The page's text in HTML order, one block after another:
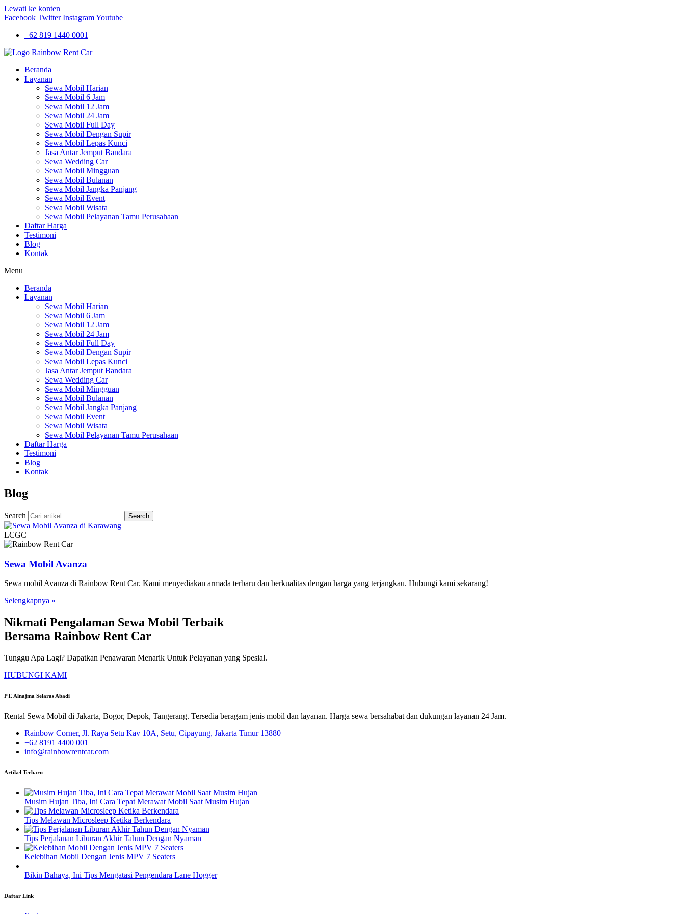
Lewati ke konten
Facebook Twitter InstagramYoutube
+62 819 1440 0001
Beranda
Layanan
Sewa Mobil Harian
Sewa Mobil 6 Jam
Sewa Mobil 12 Jam
Sewa Mobil 24 Jam
Sewa Mobil Full Day
Sewa Mobil Dengan Supir
Sewa Mobil Lepas Kunci
Jasa Antar Jemput Bandara
Sewa Wedding Car
Sewa Mobil Mingguan
Sewa Mobil Bulanan
Sewa Mobil Jangka Panjang
Sewa Mobil Event
Sewa Mobil Wisata
Sewa Mobil Pelayanan Tamu Perusahaan
Daftar Harga
Testimoni
Blog
Kontak
Menu
Beranda
Layanan
Sewa Mobil Harian
Sewa Mobil 6 Jam
Sewa Mobil 12 Jam
Sewa Mobil 24 Jam
Sewa Mobil Full Day
Sewa Mobil Dengan Supir
Sewa Mobil Lepas Kunci
Jasa Antar Jemput Bandara
Sewa Wedding Car
Sewa Mobil Mingguan
Sewa Mobil Bulanan
Sewa Mobil Jangka Panjang
Sewa Mobil Event
Sewa Mobil Wisata
Sewa Mobil Pelayanan Tamu Perusahaan
Daftar Harga
Testimoni
Blog
Kontak
Blog
Search Search
LCGC
Sewa Mobil Avanza
Sewa mobil Avanza di Rainbow Rent Car. Kami menyediakan armada terbaru dan berkualitas dengan harga yang terjangkau. Hubungi kami sekarang!
Selengkapnya »
Nikmati Pengalaman Sewa Mobil Terbaik
Bersama Rainbow Rent Car
Tunggu Apa Lagi? Dapatkan Penawaran Menarik Untuk Pelayanan yang Spesial.
HUBUNGI KAMI
PT. Alnajma Selaras Abadi
Rental Sewa Mobil di Jakarta, Bogor, Depok, Tangerang. Tersedia beragam jenis mobil dan layanan. Harga sewa bersahabat dan dukungan layanan 24 Jam.
Rainbow Corner, Jl. Raya Setu Kav 10A, Setu, Cipayung, Jakarta Timur 13880
+62 8191 4400 001
info@rainbowrentcar.com
Artikel Terbaru
Musim Hujan Tiba, Ini Cara Tepat Merawat Mobil Saat Musim Hujan
Tips Melawan Microsleep Ketika Berkendara
Tips Perjalanan Liburan Akhir Tahun Dengan Nyaman
Kelebihan Mobil Dengan Jenis MPV 7 Seaters
Bikin Bahaya, Ini Tips Mengatasi Pengendara Lane Hogger
Daftar Link